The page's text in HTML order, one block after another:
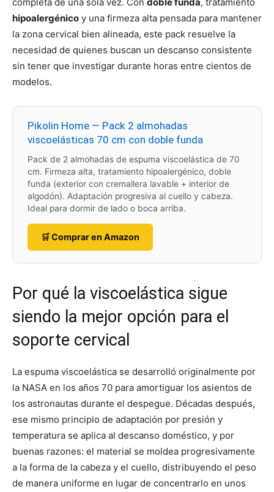
hipoalergénico y una firmeza alta pensada para mantener
la zona cervical bien alineada, este pack resuelve la
necesidad de quienes buscan un descanso consistente
sin tener que investigar durante horas entre cientos de
modelos.
Pikolin Home — Pack 2 almohadas
viscoelásticas 70 cm con doble funda
Pack de 2 almohadas de espuma viscoelástica de 70
cm. Firmeza alta, tratamiento hipoalergénico, doble
funda (exterior con cremallera lavable + interior de
algodón). Adaptación progresiva al cuello y cabeza.
Ideal para dormir de lado o boca arriba.
🛒 Comprar en Amazon
Por qué la viscoelástica sigue
siendo la mejor opción para el
soporte cervical
La espuma viscoelástica se desarrolló originalmente por
la NASA en los años 70 para amortiguar los asientos de
los astronautas durante el despegue. Décadas después,
ese mismo principio de adaptación por presión y
temperatura se aplica al descanso doméstico, y por
buenas razones: el material se moldea progresivamente
a la forma de la cabeza y el cuello, distribuyendo el peso
de manera uniforme en lugar de concentrarlo en unos